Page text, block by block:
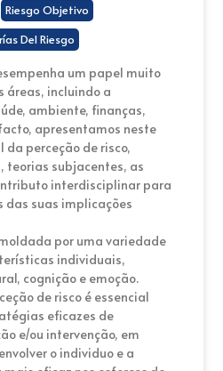
Riesgo Objetivo
Del Riesgo
um papel muito
áreas, incluindo a
ambiente, finanças,
apresentamos neste
perceção de risco,
teorias subjacentes, as
interdisciplinar para
das suas implicações
por uma variedade
individuais,
cognição e emoção.
de risco é essencial
eficazes de
e/ou intervenção, em
o individuo e a